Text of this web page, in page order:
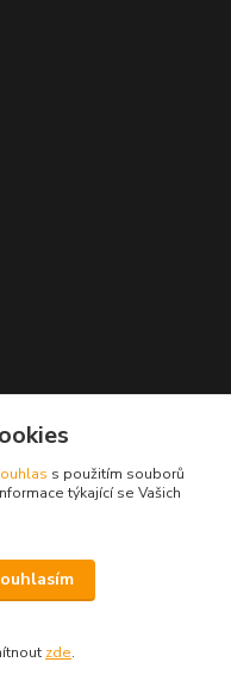
s použitím souborů
týkající se Vašich
zde.